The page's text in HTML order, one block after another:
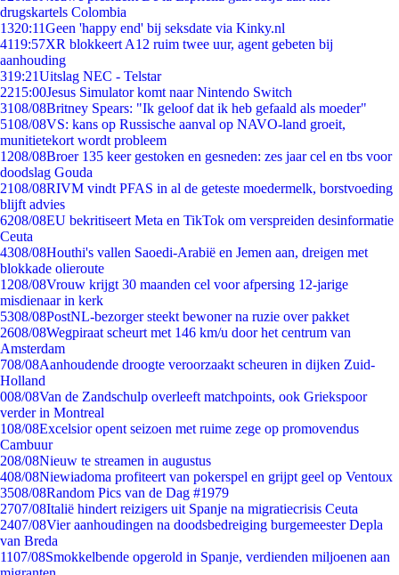
drugskartels Colombia
1320:11Geen 'happy end' bij seksdate via Kinky.nl
4119:57XR blokkeert A12 ruim twee uur, agent gebeten bij
aanhouding
319:21Uitslag NEC - Telstar
2215:00Jesus Simulator komt naar Nintendo Switch
3108/08Britney Spears: "Ik geloof dat ik heb gefaald als moeder"
5108/08VS: kans op Russische aanval op NAVO-land groeit,
munitietekort wordt probleem
1208/08Broer 135 keer gestoken en gesneden: zes jaar cel en tbs voor
doodslag Gouda
2108/08RIVM vindt PFAS in al de geteste moedermelk, borstvoeding
blijft advies
6208/08EU bekritiseert Meta en TikTok om verspreiden desinformatie
Ceuta
4308/08Houthi's vallen Saoedi-Arabië en Jemen aan, dreigen met
blokkade olieroute
1208/08Vrouw krijgt 30 maanden cel voor afpersing 12-jarige
misdienaar in kerk
5308/08PostNL-bezorger steekt bewoner na ruzie over pakket
2608/08Wegpiraat scheurt met 146 km/u door het centrum van
Amsterdam
708/08Aanhoudende droogte veroorzaakt scheuren in dijken Zuid-
Holland
008/08Van de Zandschulp overleeft matchpoints, ook Griekspoor
verder in Montreal
108/08Excelsior opent seizoen met ruime zege op promovendus
Cambuur
208/08Nieuw te streamen in augustus
408/08Niewiadoma profiteert van pokerspel en grijpt geel op Ventoux
3508/08Random Pics van de Dag #1979
2707/08Italië hindert reizigers uit Spanje na migratiecrisis Ceuta
2407/08Vier aanhoudingen na doodsbedreiging burgemeester Depla
van Breda
1107/08Smokkelbende opgerold in Spanje, verdienden miljoenen aan